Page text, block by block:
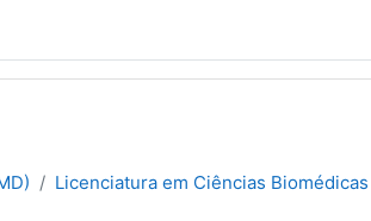
Licenciatura em Ciências Biomédicas